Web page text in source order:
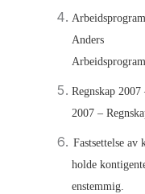
Anders
Regnskap
2007 –
Fastsettelse
holde
enstemmig.